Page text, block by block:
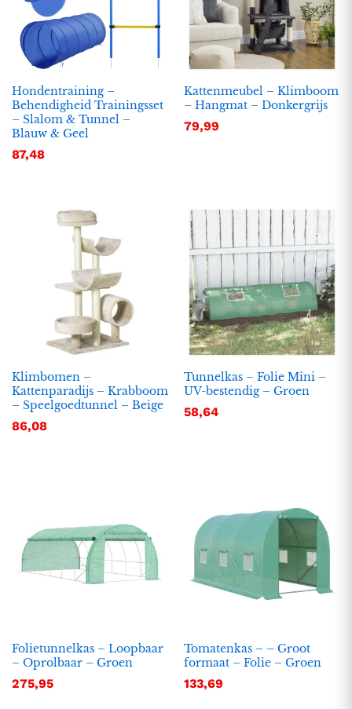
Hondentraining –
Behendigheid Trainingsset
– Slalom & Tunnel –
Blauw & Geel
87,48
Kattenmeubel – Klimboom
– Hangmat – Donkergrijs
79,99
Klimbomen –
Kattenparadijs – Krabboom
– Speelgoedtunnel – Beige
86,08
Tunnelkas – Folie Mini –
UV-bestendig – Groen
58,64
Folietunnelkas – Loopbaar
– Oprolbaar – Groen
275,95
Tomatenkas – – Groot
formaat – Folie – Groen
133,69